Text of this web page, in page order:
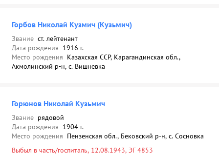
Горбов Николай Кузмич (Кузьмич)
Звание ст. лейтенант
Дата рождения 1916 г.
Место рождения Казахская ССР, Карагандинская обл.,
Акмолинский р-н, с. Вишневка
Горюнов Николай Кузьмич
Звание рядовой
Дата рождения 1904 г.
Место рождения Пензенская обл., Бековский р-н, с. Сосновка
Выбыл в часть/госпиталь, 12.08.1943, ЭГ 4853